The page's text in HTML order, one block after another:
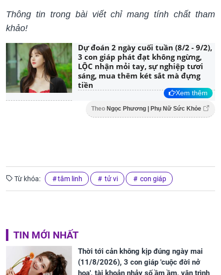
Thông tin trong bài viết chỉ mang tính chất tham
khảo!
Dự đoán 2 ngày cuối tuần (8/2 - 9/2),
3 con giáp phát đạt không ngừng,
LỘC nhận mỏi tay, sự nghiệp tươi
sáng, mua thêm két sắt mà đựng
tiền
Xem thêm
Theo Ngọc Phương | Phụ Nữ Sức Khỏe
Từ khóa: tâm linh tử vi con giáp
TIN MỚI NHẤT
Thời tới cản không kịp đúng ngày mai
(11/8/2026), 3 con giáp 'cuộc đời nở
hoa', tài khoản nhảy số ầm ầm, vận trình